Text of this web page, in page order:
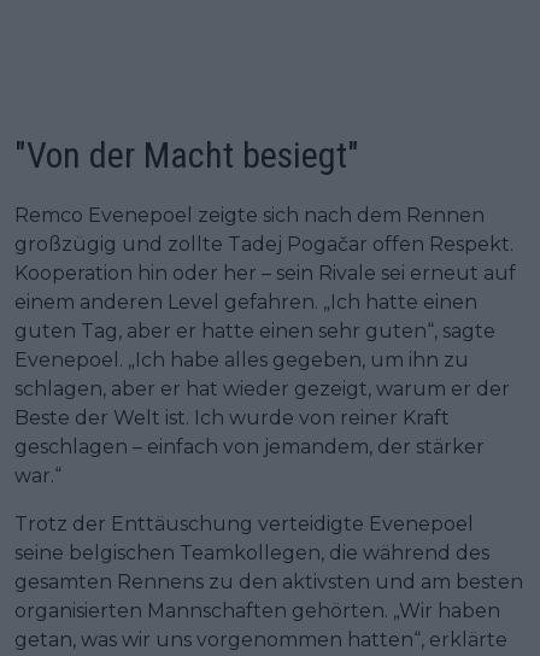
"Von der Macht besiegt"
Remco Evenepoel zeigte sich nach dem Rennen
großzügig und zollte Tadej Pogačar offen Respekt.
Kooperation hin oder her – sein Rivale sei erneut auf
einem anderen Level gefahren. „Ich hatte einen
guten Tag, aber er hatte einen sehr guten“, sagte
Evenepoel. „Ich habe alles gegeben, um ihn zu
schlagen, aber er hat wieder gezeigt, warum er der
Beste der Welt ist. Ich wurde von reiner Kraft
geschlagen – einfach von jemandem, der stärker
war.“
Trotz der Enttäuschung verteidigte Evenepoel
seine belgischen Teamkollegen, die während des
gesamten Rennens zu den aktivsten und am besten
organisierten Mannschaften gehörten. „Wir haben
getan, was wir uns vorgenommen hatten“, erklärte